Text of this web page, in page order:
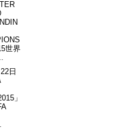
世界
日
」